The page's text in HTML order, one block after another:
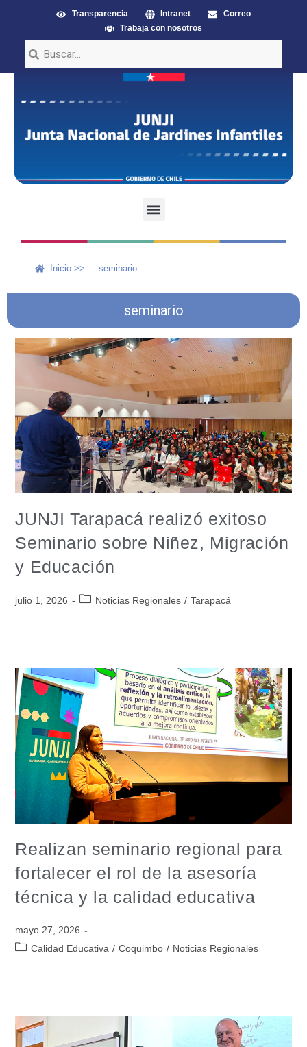
Transparencia Intranet
Correo
Trabaja con nosotros
Inicio >> seminario
seminario
JUNJI Tarapacá realizó exitoso
Seminario sobre Niñez, Migración
y Educación
julio 1, 2026 Noticias Regionales / Tarapacá
Realizan seminario regional para
fortalecer el rol de la asesoría
técnica y la calidad educativa
mayo 27, 2026
Calidad Educativa / Coquimbo / Noticias Regionales